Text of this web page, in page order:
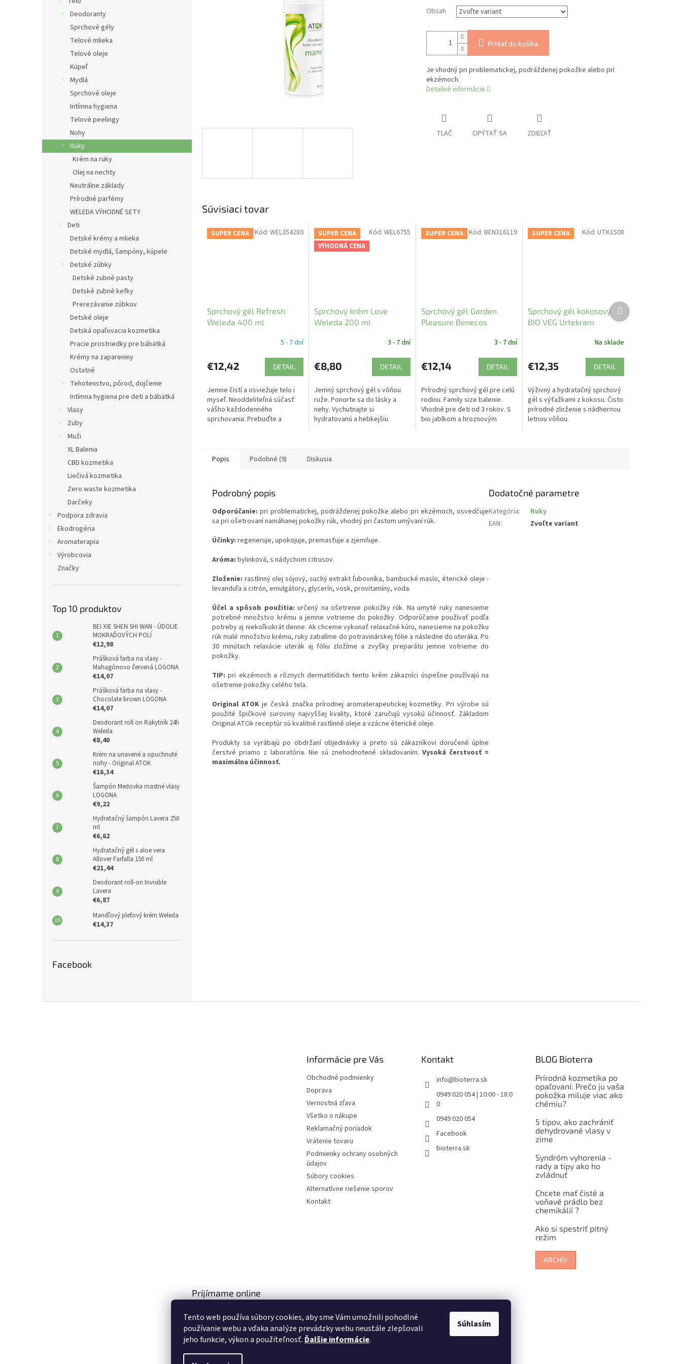
Tento web používa súbory cookies, aby sme Vám umožnili pohodlné
používanie webu a vďaka analýze prevádzky webu neustále zlepšovali
jeho funkcie, výkon a použiteľnosť. Ďalšie informácie.
Súhlasím
Deodoranty
Sprchové gély
Telové mlieka
Telové oleje
Kúpeľ
Mydlá
Sprchové oleje
Intímna hygiena
Telové peelingy
Nohy
Ruky
Krém na ruky
Olej na nechty
Neutrálne základy
Prírodné parfémy
WELEDA VÝHODNÉ SETY
Deti
Detské krémy a mlieka
Detské mydlá, šampóny, kúpele
Detské zúbky
Detské zubné pasty
Detské zubné kefky
Prerezávanie zúbkov
Detské oleje
Detská opaľovacia kozmetika
Pracie prostriedky pre bábätká
Krémy na zapareniny
Ostatné
Tehotenstvo, pôrod, dojčenie
Intímna hygiena pre deti a bábätká
Vlasy
Zuby
Muži
XL Balenia
CBD kozmetika
Liečivá kozmetika
Zero waste kozmetika
Darčeky
Podpora zdravia
Ekodrogéria
Aromaterapia
Výrobcovia
Značky
Top 10 produktov
BEI XIE SHEN SHI WAN - ÚDOLIE
MOKRAĎOVÝCH POLÍ
€12,98
Prášková farba na vlasy -
Mahagónovo červená LOGONA
€14,07
Prášková farba na vlasy -
Chocolate brown LOGONA
€14,07
Deodorant roll on Rakytník 24h
Weleda
€8,40
Krém na unavené a opuchnuté
nohy - Original ATOK
€16,34
Šampón Medovka mastné vlasy
LOGONA
€9,22
Hydratačný šampón Lavera 250
ml
€6,62
Hydratačný gél s aloe vera
Allover Farfalla 150 ml
€21,44
Deodorant roll-on Invisible
Lavera
€6,87
Mandľový pleťový krém Weleda
€14,37
Facebook
Obsah
Pridať do košíka
Je vhodný pri problematickej, podráždenej pokožke alebo pri
ekzémoch.
Detailné informácie
TLAČ OPÝTAŤ SA ZDIEĽAŤ
Súvisiaci tovar
SUPER CENA
Sprchový gél Refresh
Weleda 400 ml
5 - 7 dní
€12,42 DETAIL
Jemne čistí a osviežuje telo i
myseľ. Neoddeliteľná súčasť
vášho každodenného
sprchovania: Prebuďte a
Kód: WEL354280
SUPER CENA
VÝHODNÁ CENA
Sprchový krém Love
Weleda 200 ml
3 - 7 dní
€8,80 DETAIL
Jemný sprchový gél s vôňou
ruže. Ponorte sa do lásky a
nehy. Vychutnajte si
hydratovanú a hebkejšiu
Kód: WEL6755 SUPER CENA
Sprchový gél Garden
Pleasure Benecos
3 - 7 dní
€12,14 DETAIL
Prírodný sprchový gél pre celú
rodinu. Family size balenie.
Vhodné pre deti od 3 rokov. S
bio jablkom a hroznovým
Kód:BEN316119 SUPER CENA
Sprchový gél kokosový
BIO VEG Urtekram
Na sklade
€12,35 DETAIL
Výživný a hydratačný sprchový
gél s výťažkami z kokosu. Čisto
prírodné zloženie s nádhernou
letnou vôňou.
Kód: UTK1508
Ďalší
produkt
Popis Podobné (9) Diskusia
Podrobný popis
Odporúčanie: pri problematickej, podráždenej pokožke alebo pri ekzémoch, osvedčuje
sa pri ošetrovaní namáhanej pokožky rúk, vhodný pri častom umývaní rúk.
Účinky: regeneruje, upokojuje, premasťuje a zjemňuje.
Aróma: bylinková, s nádychom citrusov.
Zloženie: rastlinný olej sójový, suchý extrakt ľubovníka, bambucké maslo, éterické oleje -
levanduľa a citrón, emulgátory, glycerín, vosk, provitamíny, voda.
Účel a spôsob použitia: určený na ošetrenie pokožky rúk. Na umyté ruky nanesieme
potrebné množstvo krému a jemne votrieme do pokožky. Odporúčame používať podľa
potreby aj niekoľkokrát denne. Ak chceme vykonať relaxačné kúru, nanesieme na pokožku
rúk malé množstvo krému, ruky zabalíme do potravinárskej fólie a následne do uteráka. Po
30 minútach relaxácie uterák aj fóliu zložíme a zvyšky preparátu jemne votrieme do
pokožky.
TIP: pri ekzémoch a rôznych dermatitídach tento krém zákazníci úspešne používajú na
ošetrenie pokožky celého tela.
Original ATOKje česká značka prírodnej aromaterapeutickej kozmetiky. Pri výrobe sú
použité špičkové suroviny najvyššej kvality, ktoré zaručujú vysokú účinnosť. Základom
Original ATOk receptúr sú kvalitné rastlinné oleje a vzácne éterické oleje.
Produkty sa vyrábajú po obdržaní objednávky a preto sú zákazníkovi doručené úplne
čerstvé priamo z laboratória. Nie sú znehodnotené skladovaním. Vysoká čerstvosť =
maximálna účinnosť.
Dodatočné parametre
Kategória:
Ruky
EAN: Zvoľte variant
Informácie pre Vás
Obchodné podmienky
Doprava
Vernostná zľava
Všetko o nákupe
Reklamačný poriadok
Vrátenie tovaru
Podmienky ochrany osobných
údajov
Súbory cookies
Alternatívne riešenie sporov
Kontakt
Kontakt
info@bioterra.sk
0949 020 054 | 10:00 - 18:0
0
0949 020 054
Facebook
bioterra.sk
BLOG Bioterra
Prírodná kozmetika po
opaľovaní: Prečo ju vaša
pokožka miluje viac ako
chémiu?
5 tipov, ako zachrániť
dehydrované vlasy v
zime
Syndróm vyhorenia -
rady a tipy ako ho
zvládnuť
Chcete mať čisté a
voňavé prádlo bez
chemikálií ?
Ako si spestriť pitný
režim
ARCHÍV
Prijímame online
platby